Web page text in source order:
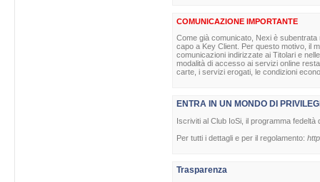
COMUNICAZIONE IMPORTANTE
Come già comunicato, Nexi è
capo a Key Client. Per questo motivo, il
comunicazioni indirizzate ai Titolari e
modalità di accesso ai servizi online
carte, i servizi erogati, le condizioni
ENTRA IN UN MONDO DI
Iscriviti al Club IoSi, il programma
Per tutti i dettagli e per il regolamento:
Trasparenza